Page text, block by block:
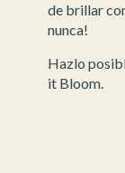
de brillar
nunca!
Hazlo
it Bloom.